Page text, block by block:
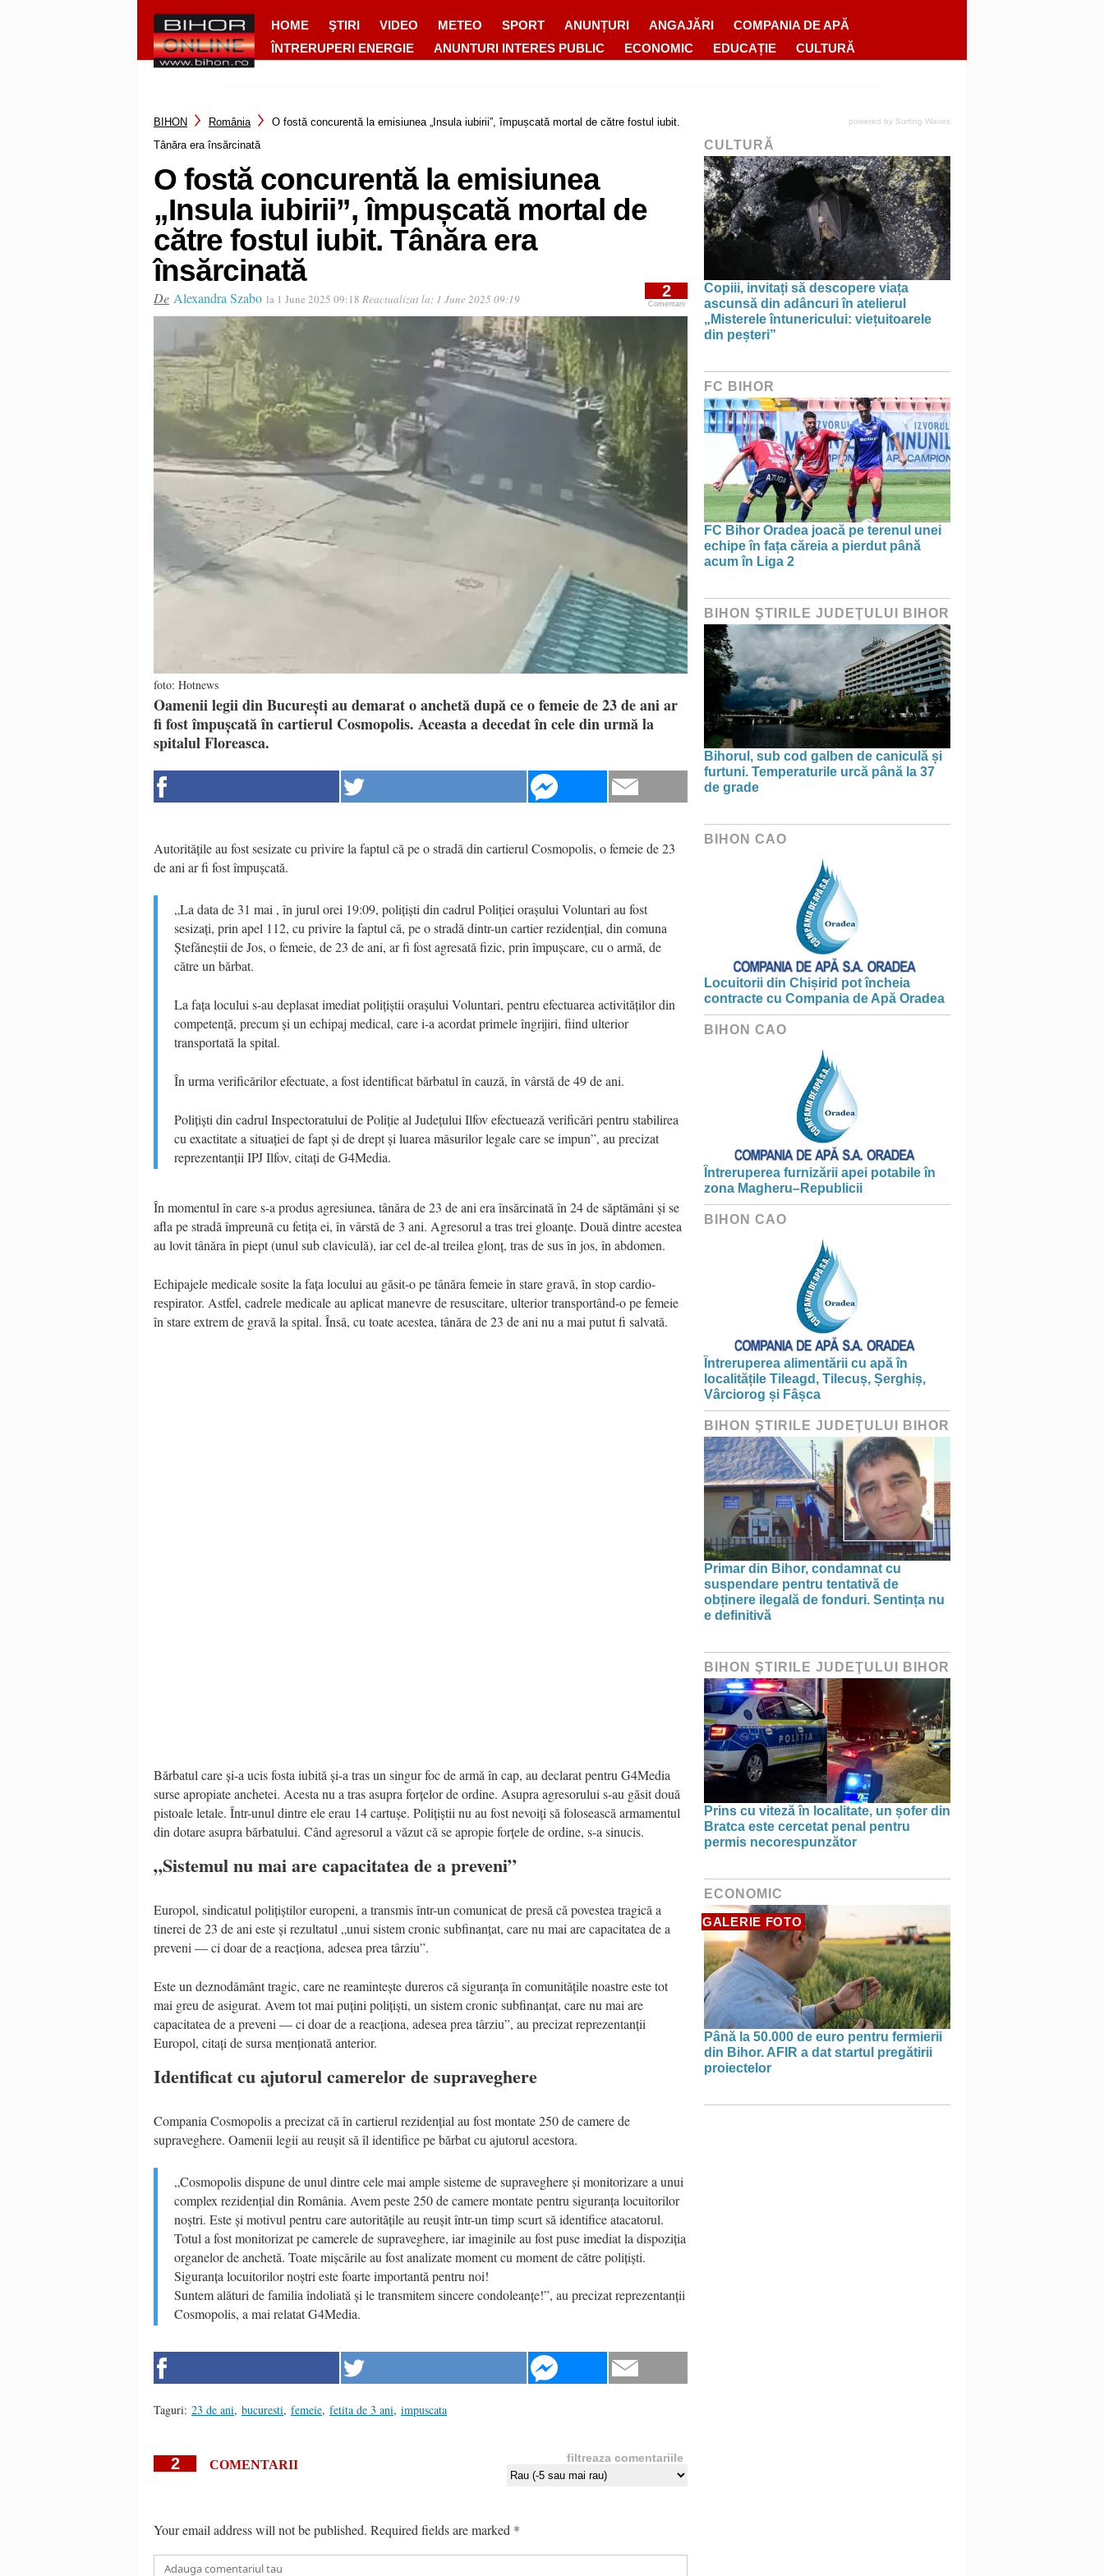
HOME ŞTIRI VIDEO METEO SPORT ANUNȚURI ANGAJĂRI
COMPANIA DE APĂ
ÎNTRERUPERI ENERGIE
ANUNTURI INTERES PUBLIC ECONOMIC EDUCAȚIE CULTURĂ
BIHON România
O fostă concurentă la emisiunea „Insula iubirii”, împușcată mortal de către fostul iubit.
Tânăra era însărcinată
O fostă concurentă la emisiunea
„Insula iubirii”, împușcată mortal de
către fostul iubit. Tânăra era
însărcinată
De Alexandra Szabo la 1 June 2025 09:18 Reactualizat la: 1 June 2025 09:19 2
Comentarii
foto: Hotnews
Oamenii legii din București au demarat o anchetă după ce o femeie de 23 de ani ar
fi fost împușcată în cartierul Cosmopolis. Aceasta a decedat în cele din urmă la
spitalul Floreasca.
Autoritățile au fost sesizate cu privire la faptul că pe o stradă din cartierul Cosmopolis, o femeie de 23
de ani ar fi fost împușcată.
„La data de 31 mai , în jurul orei 19:09, polițiști din cadrul Poliției orașului Voluntari au fost
sesizați, prin apel 112, cu privire la faptul că, pe o stradă dintr-un cartier rezidențial, din comuna
Ștefăneștii de Jos, o femeie, de 23 de ani, ar fi fost agresată fizic, prin împușcare, cu o armă, de
către un bărbat.
La fața locului s-au deplasat imediat polițiștii orașului Voluntari, pentru efectuarea activităților din
competență, precum și un echipaj medical, care i-a acordat primele îngrijiri, fiind ulterior
transportată la spital.
În urma verificărilor efectuate, a fost identificat bărbatul în cauză, în vârstă de 49 de ani.
Polițiști din cadrul Inspectoratului de Poliție al Județului Ilfov efectuează verificări pentru stabilirea
cu exactitate a situației de fapt și de drept și luarea măsurilor legale care se impun”, au precizat
reprezentanții IPJ Ilfov, citați de G4Media.
În momentul în care s-a produs agresiunea, tânăra de 23 de ani era însărcinată în 24 de săptămâni și se
afla pe stradă împreună cu fetița ei, în vârstă de 3 ani. Agresorul a tras trei gloanțe. Două dintre acestea
au lovit tânăra în piept (unul sub claviculă), iar cel de-al treilea glonț, tras de sus în jos, în abdomen.
Echipajele medicale sosite la fața locului au găsit-o pe tânăra femeie în stare gravă, în stop cardio-
respirator. Astfel, cadrele medicale au aplicat manevre de resuscitare, ulterior transportând-o pe femeie
în stare extrem de gravă la spital. Însă, cu toate acestea, tânăra de 23 de ani nu a mai putut fi salvată.
Bărbatul care și-a ucis fosta iubită și-a tras un singur foc de armă în cap, au declarat pentru G4Media
surse apropiate anchetei. Acesta nu a tras asupra forțelor de ordine. Asupra agresorului s-au găsit două
pistoale letale. Într-unul dintre ele erau 14 cartușe. Polițiștii nu au fost nevoiți să folosească armamentul
din dotare asupra bărbatului. Când agresorul a văzut că se apropie forțele de ordine, s-a sinucis.
„Sistemul nu mai are capacitatea de a preveni”
Europol, sindicatul polițiștilor europeni, a transmis într-un comunicat de presă că povestea tragică a
tinerei de 23 de ani este și rezultatul „unui sistem cronic subfinanțat, care nu mai are capacitatea de a
preveni — ci doar de a reacționa, adesea prea târziu”.
Este un deznodământ tragic, care ne reamintește dureros că siguranța în comunitățile noastre este tot
mai greu de asigurat. Avem tot mai puțini polițiști, un sistem cronic subfinanțat, care nu mai are
capacitatea de a preveni — ci doar de a reacționa, adesea prea târziu”, au precizat reprezentanții
Europol, citați de sursa menționată anterior.
Identificat cu ajutorul camerelor de supraveghere
Compania Cosmopolis a precizat că în cartierul rezidențial au fost montate 250 de camere de
supraveghere. Oamenii legii au reușit să îl identifice pe bărbat cu ajutorul acestora.
„Cosmopolis dispune de unul dintre cele mai ample sisteme de supraveghere și monitorizare a unui
complex rezidențial din România. Avem peste 250 de camere montate pentru siguranța locuitorilor
noștri. Este și motivul pentru care autoritățile au reușit într-un timp scurt să identifice atacatorul.
Totul a fost monitorizat pe camerele de supraveghere, iar imaginile au fost puse imediat la dispoziția
organelor de anchetă. Toate mișcările au fost analizate moment cu moment de către polițiști.
Siguranța locuitorilor noștri este foarte importantă pentru noi!
Suntem alături de familia îndoliată și le transmitem sincere condoleanțe!”, au precizat reprezentanții
Cosmopolis, a mai relatat G4Media.
Taguri: 23 de ani, bucuresti, femeie, fetita de 3 ani, impuscata
2 COMENTARII filtreaza comentariile
Your email address will not be published. Required fields are marked *
powered by Surfing Waves
CULTURĂ
Copiii, invitați să descopere viața
ascunsă din adâncuri în atelierul
„Misterele întunericului: viețuitoarele
din peșteri”
FC BIHOR
FC Bihor Oradea joacă pe terenul unei
echipe în fața căreia a pierdut până
acum în Liga 2
BIHON ŞTIRILE JUDEŢULUI BIHOR
Bihorul, sub cod galben de caniculă și
furtuni. Temperaturile urcă până la 37
de grade
BIHON CAO
Locuitorii din Chișirid pot încheia
contracte cu Compania de Apă Oradea
BIHON CAO
Întreruperea furnizării apei potabile în
zona Magheru–Republicii
BIHON CAO
Întreruperea alimentării cu apă în
localitățile Tileagd, Tilecuș, Șerghiș,
Vârciorog și Fâșca
BIHON ŞTIRILE JUDEŢULUI BIHOR
Primar din Bihor, condamnat cu
suspendare pentru tentativă de
obținere ilegală de fonduri. Sentința nu
e definitivă
BIHON ŞTIRILE JUDEŢULUI BIHOR
Prins cu viteză în localitate, un șofer din
Bratca este cercetat penal pentru
permis necorespunzător
ECONOMIC
GALERIE FOTO
Până la 50.000 de euro pentru fermierii
din Bihor. AFIR a dat startul pregătirii
proiectelor